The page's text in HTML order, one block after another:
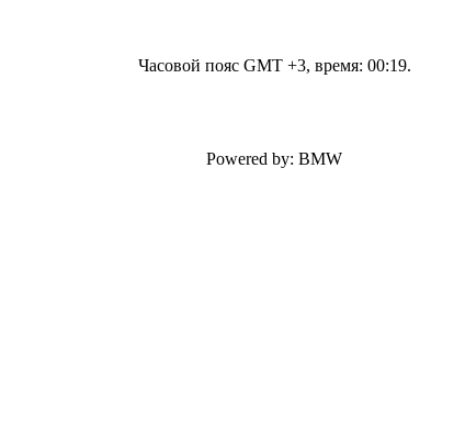
Часовой пояс GMT +3, время: 00:19.
Powered by: BMW